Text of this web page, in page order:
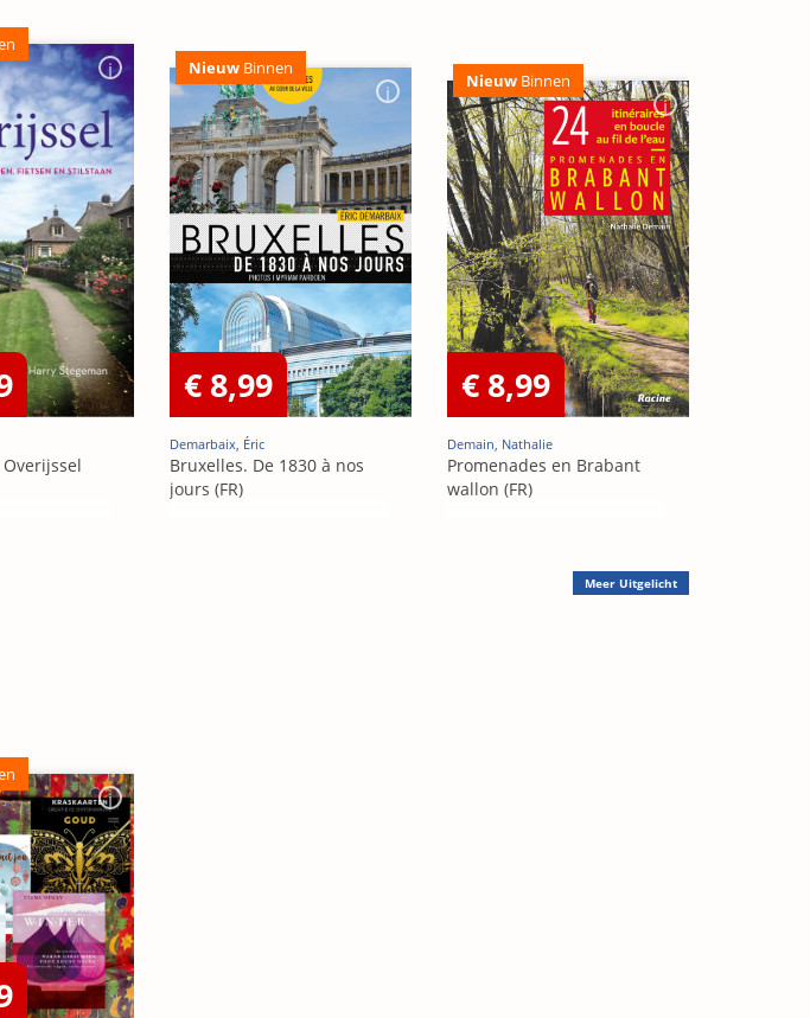
Nieuw Binnen
€ 8,99
Demarbaix, Éric
Bruxelles. De 1830 à nos
jours (FR)
Nieuw Binnen
€ 8,99
Demain, Nathalie
Promenades en Brabant
wallon (FR)
Meer Uitgelicht